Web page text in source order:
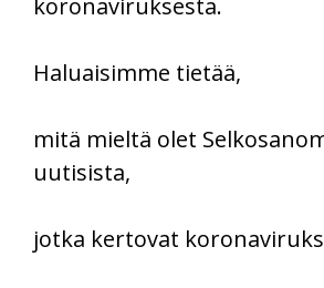
Haluaisimme tietää,
mitä mieltä olet
uutisista,
jotka kertovat